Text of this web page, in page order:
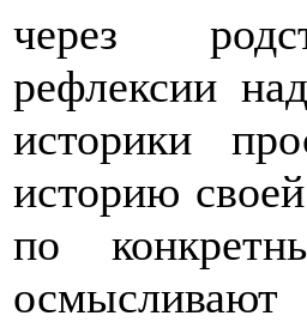
через
рефлексии
историки
историю
по